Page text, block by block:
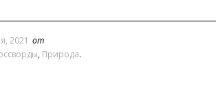
2021 от
, Природа.